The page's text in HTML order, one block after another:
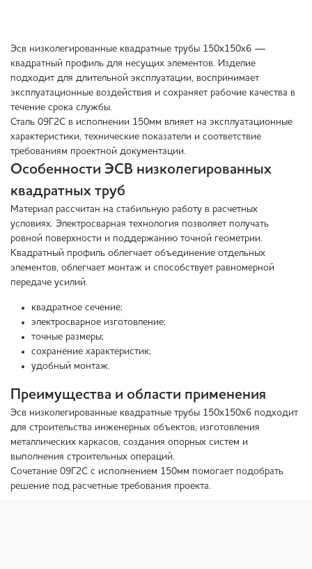
Эсв низколегированные квадратные трубы 150x150x6 —
квадратный профиль для несущих элементов. Изделие
подходит для длительной эксплуатации, воспринимает
эксплуатационные воздействия и сохраняет рабочие качества в
течение срока службы.
Сталь 09Г2С в исполнении 150мм влияет на эксплуатационные
характеристики, технические показатели и соответствие
требованиям проектной документации.
Особенности ЭСВ низколегированных
квадратных труб
Материал рассчитан на стабильную работу в расчетных
условиях. Электросварная технология позволяет получать
ровной поверхности и поддержанию точной геометрии.
Квадратный профиль облегчает объединение отдельных
элементов, облегчает монтаж и способствует равномерной
передаче усилий.
квадратное сечение;
электросварное изготовление;
точные размеры;
сохранение характеристик;
удобный монтаж.
Преимущества и области применения
Эсв низколегированные квадратные трубы 150x150x6 подходит
для строительства инженерных объектов, изготовления
металлических каркасов, создания опорных систем и
выполнения строительных операций.
Сочетание 09Г2С с исполнением 150мм помогает подобрать
решение под расчетные требования проекта.